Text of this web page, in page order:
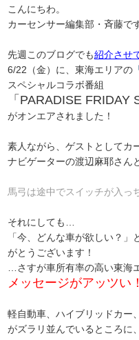
こんにちわ。
カーセンサー編集部・斉藤で
先週このブログでも紹介させ
6/22（金）に、東海エリアの
スペシャルコラボ番組
「PARADISE FRIDAY
がオンエアされました！
素人ながら、ゲストとしてカ
ナビゲーターの渡辺麻耶さん
馬弓は途中でスイッチが入っ
それにしても…
「今、どんな車が欲しい？
がとうございます！
…さすが車所有率の高い東海
メッセージがアッツい！
軽自動車、ハイブリッドカー
がズラリ並んでいるところに